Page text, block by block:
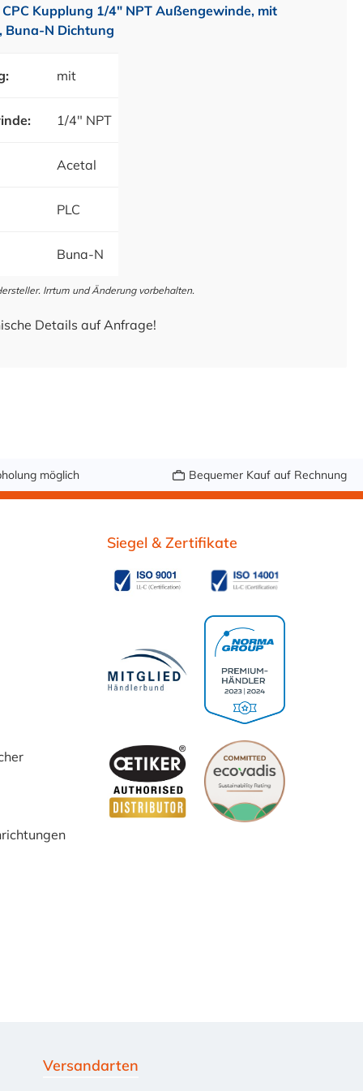
Kupplung 1/4" NPT Außengewinde, mit
Buna-N Dichtung
mit
1/4" NPT
Acetal
PLC
Buna-N
Irrtum und Änderung vorbehalten.
Details auf Anfrage!
möglich Bequemer Kauf auf Rechnung
Siegel & Zertifikate
Versandarten